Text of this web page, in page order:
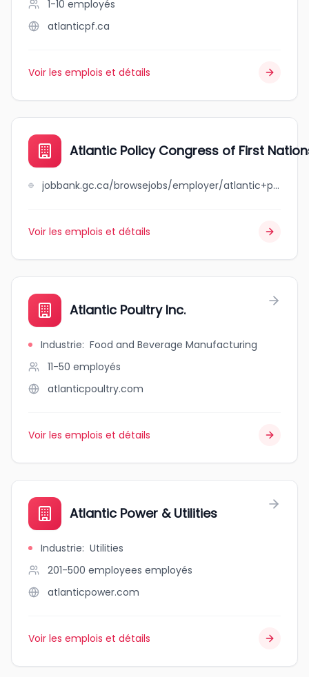
1-10 employés
atlanticpf.ca
Voir les emplois et détails
Atlantic Policy Congress of First
jobbank.gc.ca/browsejobs/employer/atlantic+policy+congress+of+first+nations+chiefs+secretariat/ca
Voir les emplois et détails
Atlantic Poultry Inc.
Industrie: Food and Beverage Manufacturing
11-50 employés
atlanticpoultry.com
Voir les emplois et détails
Atlantic Power & Utilities
Industrie: Utilities
201-500 employees employés
atlanticpower.com
Voir les emplois et détails